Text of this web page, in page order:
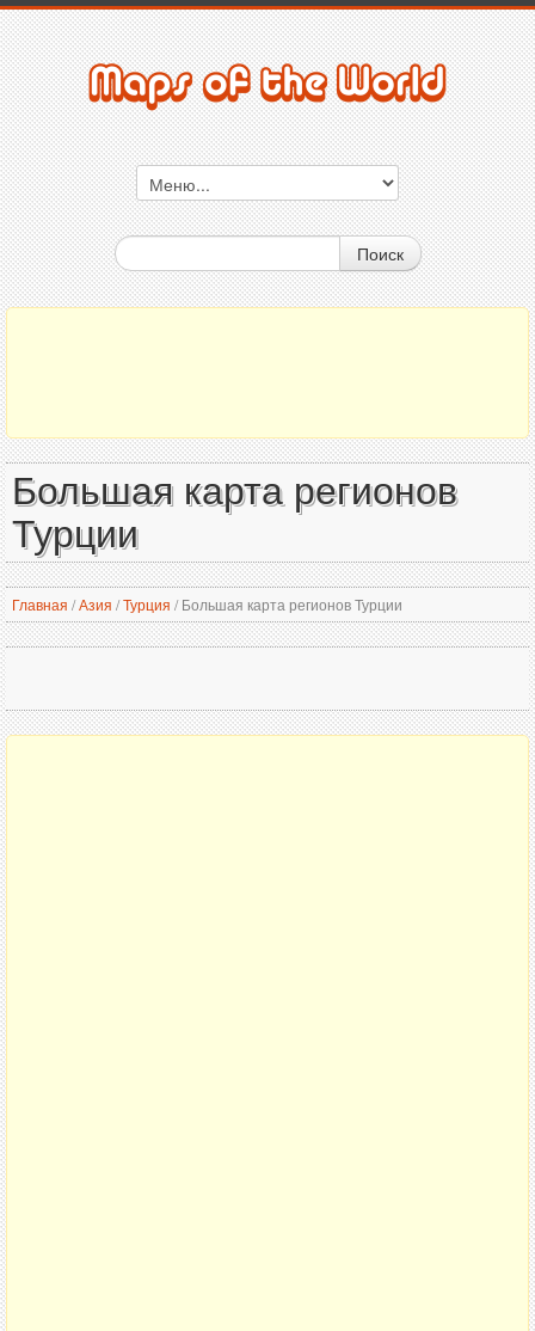
Поиск
Большая карта регионов
Турции
Главная /Азия /Турция /Большая карта регионов Турции